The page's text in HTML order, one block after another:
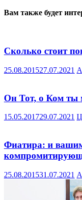
Вам также будет
Сколько стоит
25.08.201527.07.2021
Он Тот, о Ком ты
15.05.201729.07.2021
Фиатира: и
25.08.201531.07.2021